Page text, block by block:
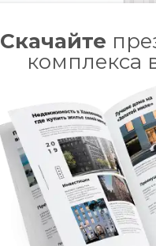
Скачайте
комплекса